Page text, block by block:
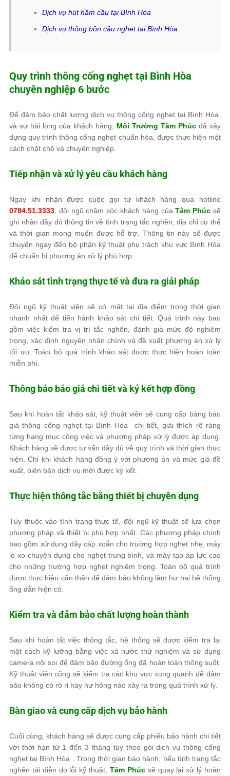
Dịch vụ hút hầm cầu tại Bình Hòa
Dịch vụ thông bồn cầu nghẹt tại Bình Hòa
Quy trình thông cống nghẹt tại Bình Hòa
chuyên nghiệp 6 bước
Để đảm bảo chất lượng dịch vụ thông cống nghẹt tại Bình Hòa
và sự hài lòng của khách hàng, Môi Trường Tâm Phúc đã xây
dựng quy trình thông cống nghẹt chuẩn hóa, được thực hiện một
cách chặt chẽ và chuyên nghiệp.
Tiếp nhận và xử lý yêu cầu khách hàng
Ngay khi nhận được cuộc gọi từ khách hàng qua hotline
0784.51.3333 , đội ngũ chăm sóc khách hàng củaTâm Phúc sẽ
ghi nhận đầy đủ thông tin về tình trạng tắc nghẽn, địa chỉ cụ thể
và thời gian mong muốn được hỗ trợ. Thông tin này sẽ được
chuyển ngay đến bộ phận kỹ thuật phụ trách khu vực Bình Hòa
để chuẩn bị phương án xử lý phù hợp.
Khảo sát tình trạng thực tế và đưa ra giải pháp
Đội ngũ kỹ thuật viên sẽ có mặt tại địa điểm trong thời gian
nhanh nhất để tiến hành khảo sát chi tiết. Quá trình này bao
gồm việc kiểm tra vị trí tắc nghẽn, đánh giá mức độ nghiêm
trọng, xác định nguyên nhân chính và đề xuất phương án xử lý
tối ưu. Toàn bộ quá trình khảo sát được thực hiện hoàn toàn
miễn phí.
Thông báo báo giá chi tiết và ký kết hợp đồng
Sau khi hoàn tất khảo sát, kỹ thuật viên sẽ cung cấp bảng báo
giá thông cống nghẹt tại Bình Hòa chi tiết, giải thích rõ ràng
từng hạng mục công việc và phương pháp xử lý được áp dụng.
Khách hàng sẽ được tư vấn đầy đủ về quy trình và thời gian thực
hiện. Chỉ khi khách hàng đồng ý với phương án và mức giá đề
xuất, biên bản dịch vụ mới được ký kết.
Thực hiện thông tắc bằng thiết bị chuyên dụng
Tùy thuộc vào tình trạng thực tế, đội ngũ kỹ thuật sẽ lựa chọn
phương pháp và thiết bị phù hợp nhất. Các phương pháp chính
bao gồm sử dụng dây cáp xoắn cho trường hợp nghẹt nhẹ, máy
lò xo chuyên dụng cho nghẹt trung bình, và máy tạo áp lực cao
cho những trường hợp nghẹt nghiêm trọng. Toàn bộ quá trình
được thực hiện cẩn thận để đảm bảo không làm hư hại hệ thống
ống dẫn hiện có.
Kiểm tra và đảm bảo chất lượng hoàn thành
Sau khi hoàn tất việc thông tắc, hệ thống sẽ được kiểm tra lại
một cách kỹ lưỡng bằng việc xả nước thử nghiệm và sử dụng
camera nội soi để đảm bảo đường ống đã hoàn toàn thông suốt.
Kỹ thuật viên cũng sẽ kiểm tra các khu vực xung quanh để đảm
bảo không có rò rỉ hay hư hỏng nào xảy ra trong quá trình xử lý.
Bàn giao và cung cấp dịch vụ bảo hành
Cuối cùng, khách hàng sẽ được cung cấp phiếu bảo hành chi tiết
với thời hạn từ 1 đến 3 tháng tùy theo gói dịch vụ thông cống
nghẹt tại Bình Hòa . Trong thời gian bảo hành, nếu tình trạng tắc
nghẽn tái diễn do lỗi kỹ thuật, Tâm Phúcsẽ quay lại xử lý hoàn